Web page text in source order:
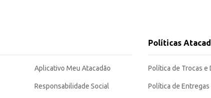
para o público infantil. Sua versatilidade permite combinações
Aplicativo Meu Atacadão
Responsabilidade Social
Políticas
Política de Trocas e
Política de Entregas